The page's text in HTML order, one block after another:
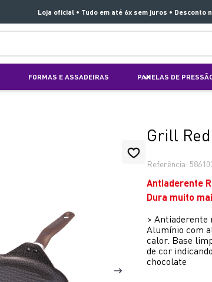
Loja oficial • Tudo em até 6x sem juros • Desconto
FORMAS E ASSADEIRAS PANELAS DE
Grill
Referência:
Antiaderente
Dura muito
> Antiaderente
Alumínio com
calor. Base
de cor
chocolate
jogo panelas rochedo stone pro
8º
vaporizador pure pop
9º
10º lightmix